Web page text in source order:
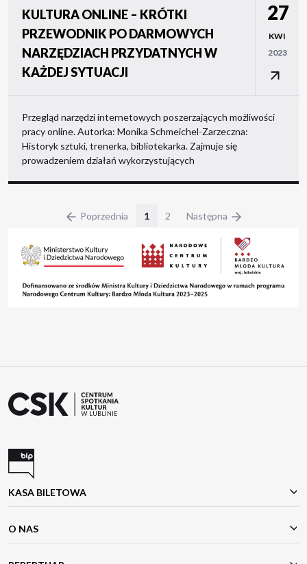
KULTURA ONLINE – KRÓTKI
PRZEWODNIK PO DARMOWYCH
NARZĘDZIACH PRZYDATNYCH W
KAŻDEJ SYTUACJI
27
KWI
2023
Przegląd narzędzi internetowych poszerzających możliwości
pracy online. Autorka: Monika Schmeichel-Zarzeczna:
Historyk sztuki, trenerka, bibliotekarka. Zajmuje się
prowadzeniem działań wykorzystujących
Poprzednia 1 2 Następna
KASA BILETOWA
O NAS